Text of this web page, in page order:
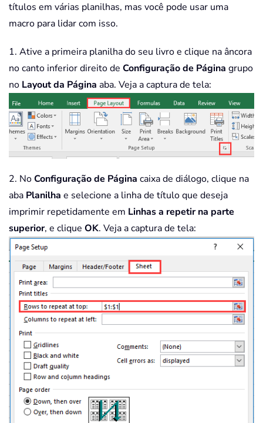
títulos em várias planilhas, mas você pode usar uma
macro para lidar com isso.
1. Ative a primeira planilha do seu livro e clique na âncora
no canto inferior direito de Configuração de Página grupo
no Layout da Página aba. Veja a captura de tela:
2. NoConfiguração de Página caixa de diálogo, clique na
aba Planilha e selecione a linha de título que deseja
imprimir repetidamente em Linhas a repetir na parte
superior, e clique OK. Veja a captura de tela: